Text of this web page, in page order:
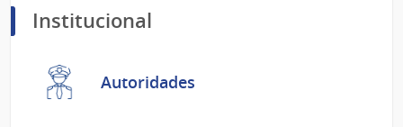
Institucional
Autoridades